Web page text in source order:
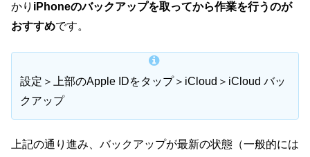
かり iPhoneのバックアップを取ってから作業を行うのが
おすすめです。
設定＞上部のApple IDをタップ＞iCloud＞iCloud バッ
クアップ
上記の通り進み、バックアップが最新の状態（一般的には